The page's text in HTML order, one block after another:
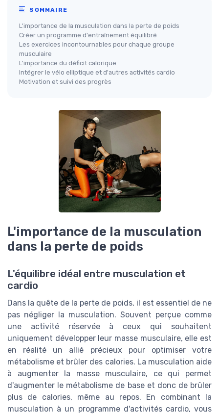
SOMMAIRE
L'importance de la musculation dans la perte de poids
Créer un programme d'entraînement équilibré
Les exercices incontournables pour chaque groupe
musculaire
L'importance du déficit calorique
Intégrer le vélo elliptique et d'autres activités cardio
Motivation et suivi des progrès
L'importance de la musculation
dans la perte de poids
L'équilibre idéal entre musculation et
cardio
Dans la quête de la perte de poids, il est essentiel de ne
pas négliger la musculation. Souvent perçue comme
une activité réservée à ceux qui souhaitent
uniquement développer leur masse musculaire, elle est
en réalité un allié précieux pour optimiser votre
métabolisme et brûler des calories. La musculation aide
à augmenter la masse musculaire, ce qui permet
d'augmenter le métabolisme de base et donc de brûler
plus de calories, même au repos. En combinant la
musculation à un programme d'activités cardio, vous